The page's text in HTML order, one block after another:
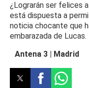
¿Lograrán ser felices
está dispuesta a
noticia chocante que
embarazada de Lucas.
Antena 3 | Madrid